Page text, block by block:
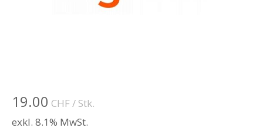
19.00 CHF/ Stk.
exkl. 8.1% MwSt.